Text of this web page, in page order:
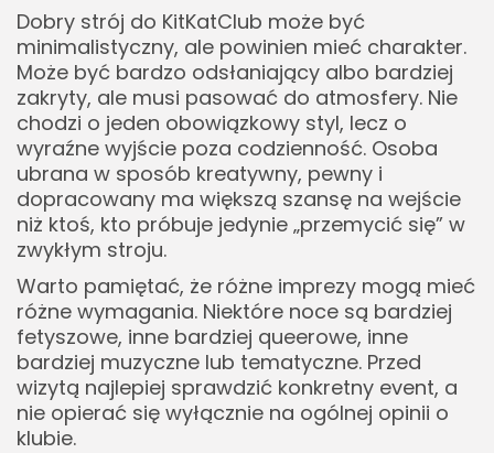
Dobry strój do KitKatClub może być
minimalistyczny, ale powinien mieć charakter.
Może być bardzo odsłaniający albo bardziej
zakryty, ale musi pasować do atmosfery. Nie
chodzi o jeden obowiązkowy styl, lecz o
wyraźne wyjście poza codzienność. Osoba
ubrana w sposób kreatywny, pewny i
dopracowany ma większą szansę na wejście
niż ktoś, kto próbuje jedynie „przemycić się” w
zwykłym stroju.
Warto pamiętać, że różne imprezy mogą mieć
różne wymagania. Niektóre noce są bardziej
fetyszowe, inne bardziej queerowe, inne
bardziej muzyczne lub tematyczne. Przed
wizytą najlepiej sprawdzić konkretny event, a
nie opierać się wyłącznie na ogólnej opinii o
klubie.